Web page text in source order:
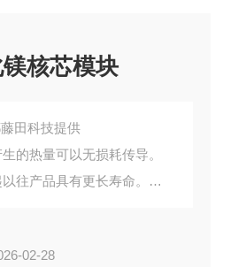
核芯模块
田科技提供
的热量可以无损耗传导。
往产品具有更长寿命。
02-28